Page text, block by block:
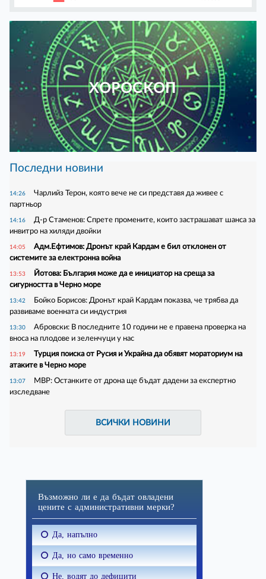
ХОРОСКОП
Последни новини
14:26
Чарлийз Терон, която вече не си представя да живее с
партньор
14:16
Д-р Стаменов: Спрете промените, които застрашават шанса за
инвитро на хиляди двойки
14:05
Адм.Ефтимов: Дронът край Кардам е бил отклонен от
системите за електронна война
13:53
Йотова: България може да е инициатор на среща за
сигурността в Черно море
13:42
Бойко Борисов: Дронът край Кардам показва, че трябва да
развиваме военната си индустрия
13:30
Абровски: В последните 10 години не е правена проверка на
вноса на плодове и зеленчуци у нас
13:19
Турция поиска от Русия и Украйна да обявят мораториум на
атаките в Черно море
13:07
МВР: Останките от дрона ще бъдат дадени за експертно
изследване
ВСИЧКИ НОВИНИ